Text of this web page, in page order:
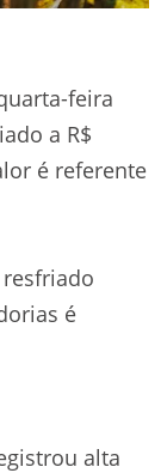
feira
a R$
é referente
é
alta